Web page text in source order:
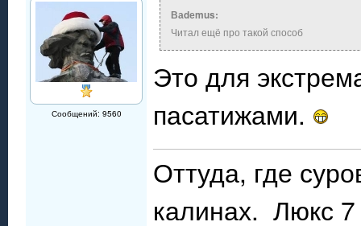
Сообщений: 9560
Ваdеmus:
Читал ещё про такой способ
Это для
пасатижами.
Оттуда, где
калинах. Люкс